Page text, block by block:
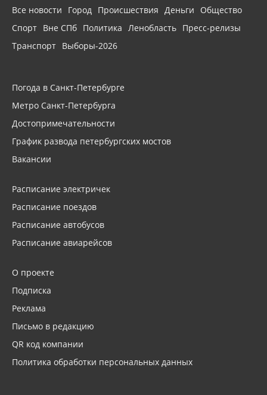
Все новости Город Происшествия Деньги
Общество
Спорт Вне СПб Политика Ленобласть Пресс-релизы
Транспорт Выборы-2026
Погода в Санкт-Петербурге
Метро Санкт-Петербурга
Достопримечательности
График развода петербургских мостов
Вакансии
Расписание электричек
Расписание поездов
Расписание автобусов
Расписание авиарейсов
О проекте
Подписка
Реклама
Письмо в редакцию
QR код компании
Политика обработки персональных данных